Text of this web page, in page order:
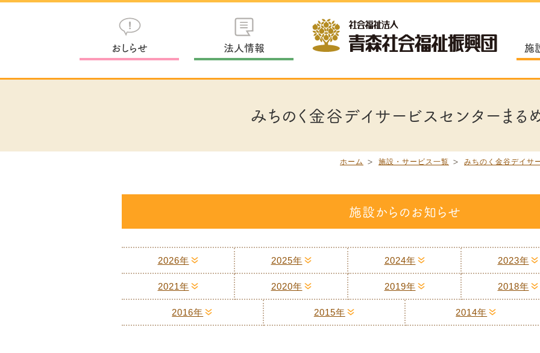
おしらせ 法人情報 施
みちのく金谷デイサービスセンターまる
ホーム 施設・サービス一覧 みちのく金谷デイサ
施設からのお知らせ
2026年 2025年 2024年 2023年
2021年 2020年 2019年 2018年
2016年 2015年 2014年